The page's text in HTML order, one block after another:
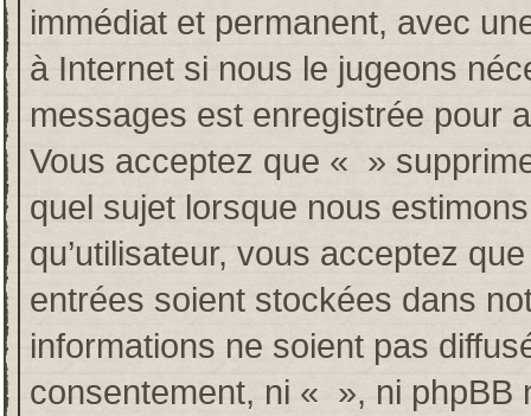
immédiat et permanent, avec
à Internet si nous le jugeons
messages est enregistrée pour
Vous acceptez que « »
quel sujet lorsque nous
qu’utilisateur, vous acceptez
entrées soient stockées dans
informations ne soient pas
consentement, ni « », ni phpBB